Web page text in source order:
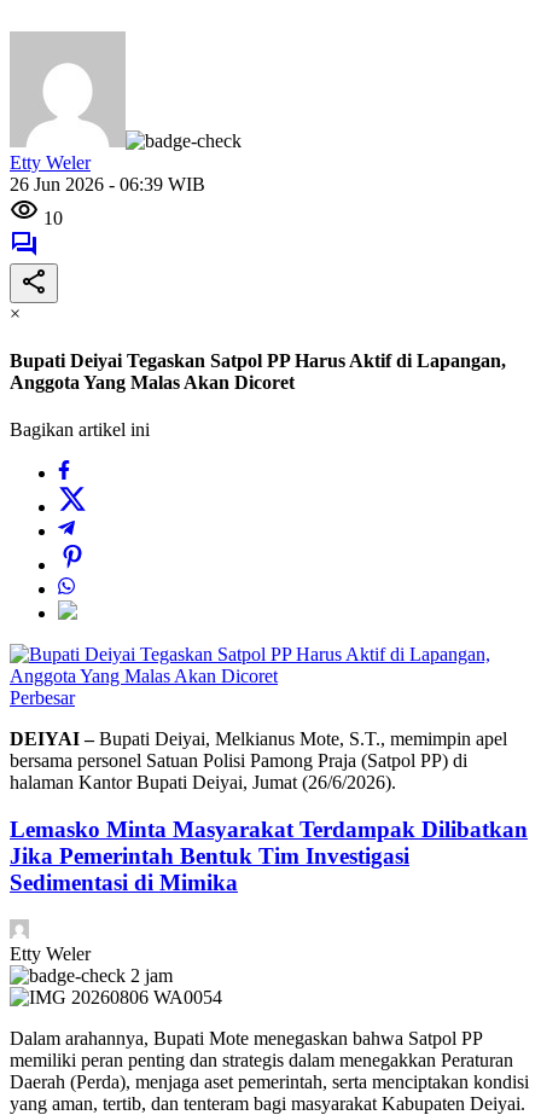
Etty Weler
26 Jun 2026 - 06:39 WIB
10
×
Bupati Deiyai Tegaskan Satpol PP Harus Aktif di Lapangan,
Anggota Yang Malas Akan Dicoret
Bagikan artikel ini
Perbesar
DEIYAI –Bupati Deiyai, Melkianus Mote, S.T., memimpin apel
bersama personel Satuan Polisi Pamong Praja (Satpol PP) di
halaman Kantor Bupati Deiyai, Jumat (26/6/2026).
Lemasko Minta Masyarakat Terdampak Dilibatkan
Jika Pemerintah Bentuk Tim Investigasi
Sedimentasi di Mimika
Etty Weler
2 jam
Dalam arahannya, Bupati Mote menegaskan bahwa Satpol PP
memiliki peran penting dan strategis dalam menegakkan Peraturan
Daerah (Perda), menjaga aset pemerintah, serta menciptakan kondisi
yang aman, tertib, dan tenteram bagi masyarakat Kabupaten Deiyai.